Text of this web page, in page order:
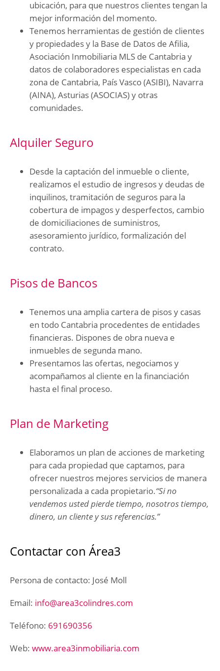
ubicación, para que nuestros clientes tengan la
mejor información del momento.
Tenemos herramientas de gestión de clientes
y propiedades y la Base de Datos de Afilia,
Asociación Inmobiliaria MLS de Cantabria y
datos de colaboradores especialistas en cada
zona de Cantabria, País Vasco (ASIBI), Navarra
(AINA), Asturias (ASOCIAS) y otras
comunidades.
Alquiler Seguro
Desde la captación del inmueble o cliente,
realizamos el estudio de ingresos y deudas de
inquilinos, tramitación de seguros para la
cobertura de impagos y desperfectos, cambio
de domiciliaciones de suministros,
asesoramiento jurídico, formalización del
contrato.
Pisos de Bancos
Tenemos una amplia cartera de pisos y casas
en todo Cantabria procedentes de entidades
financieras. Dispones de obra nueva e
inmuebles de segunda mano.
Presentamos las ofertas, negociamos y
acompañamos al cliente en la financiación
hasta el final proceso.
Plan de Marketing
Elaboramos un plan de acciones de marketing
para cada propiedad que captamos, para
ofrecer nuestros mejores servicios de manera
personalizada a cada propietario.“Si no
vendemos usted pierde tiempo, nosotros tiempo,
dinero, un cliente y sus referencias.”
Contactar con Área3
Persona de contacto: José Moll
Email: info@area3colindres.com
Teléfono: 691690356
Web: www.area3inmobiliaria.com